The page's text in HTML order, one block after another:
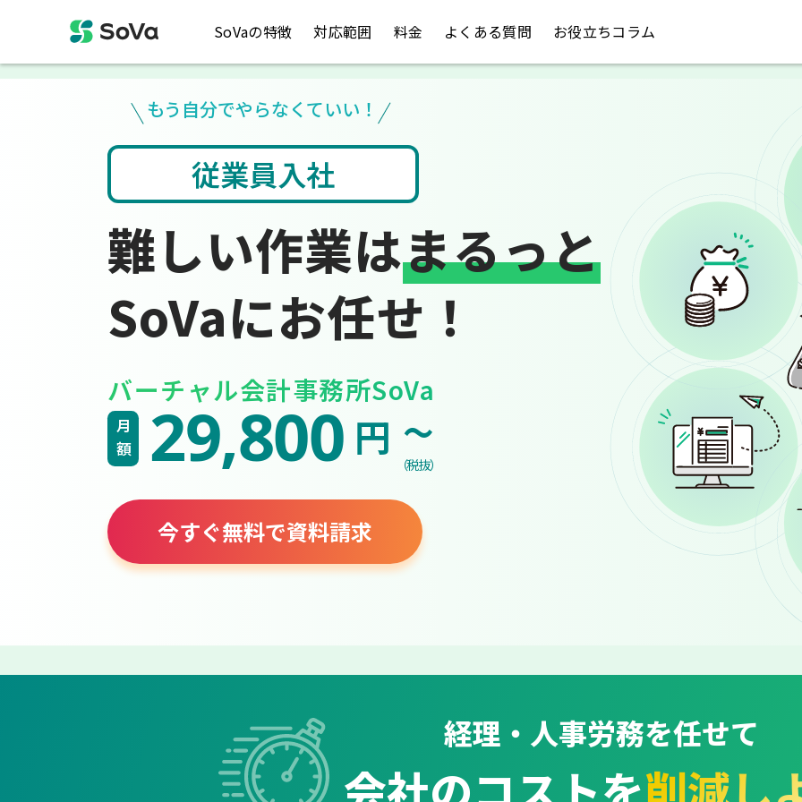
SoVaの特徴 対応範囲 料金 よくある質問 お役立ちコラム
もう自分でやらなくていい！
会計ソフト入力
難しい作業はまるっと
SoVaにお任せ！
バーチャル会計事務所SoVa
月額 29,800 円 ~
（税抜）
今すぐ無料で資料請求
経理・人事労務を任せて
会社のコストを削減し